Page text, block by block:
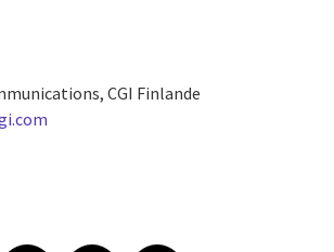
CGI Finlande